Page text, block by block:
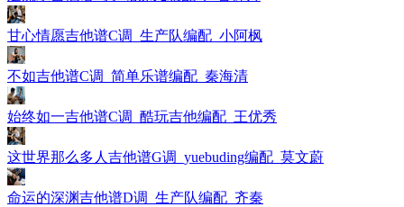
甘心情愿吉他谱C调_生产队编配_小阿枫
不如吉他谱C调_简单乐谱编配_秦海清
始终如一吉他谱C调_酷玩吉他编配_王优秀
这世界那么多人吉他谱G调_yuebuding编配_莫文蔚
命运的深渊吉他谱D调_生产队编配_齐秦